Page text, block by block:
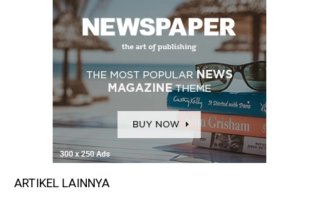
ARTIKEL LAINNYA